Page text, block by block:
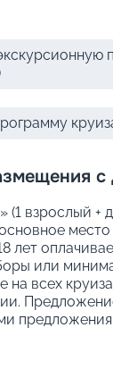
с
(1 взрослый +
лет
или
на всех